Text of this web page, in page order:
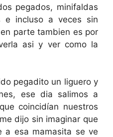
pegados, minifaldas
e incluso a veces sin
parte tambien es por
asi y ver como la
pegadito un liguero y
ese dia salimos a
coincidían nuestros
dijo sin imaginar que
a esa mamasita se ve